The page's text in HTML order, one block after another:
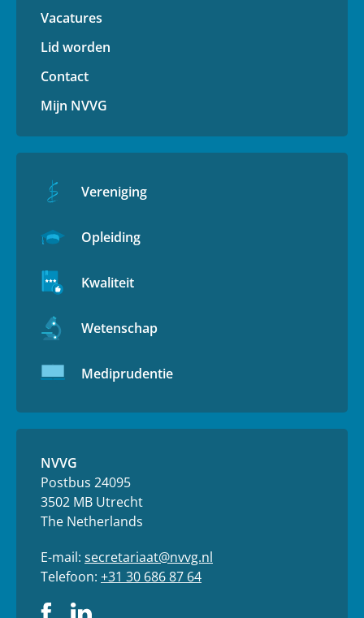
Vacatures
Lid worden
Contact
Mijn NVVG
Vereniging
Opleiding
Kwaliteit
Wetenschap
Mediprudentie
NVVG
Postbus 24095
3502 MB Utrecht
The Netherlands
E-mail: secretariaat@nvvg.nl
Telefoon: +31 30 686 87 64